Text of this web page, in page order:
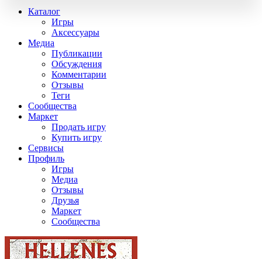
Каталог
Игры
Аксессуары
Медиа
Публикации
Обсуждения
Комментарии
Отзывы
Теги
Сообщества
Маркет
Продать игру
Купить игру
Сервисы
Профиль
Игры
Медиа
Отзывы
Друзья
Маркет
Сообщества